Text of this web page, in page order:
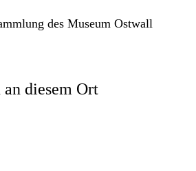
des Museum Ostwall
an diesem Ort